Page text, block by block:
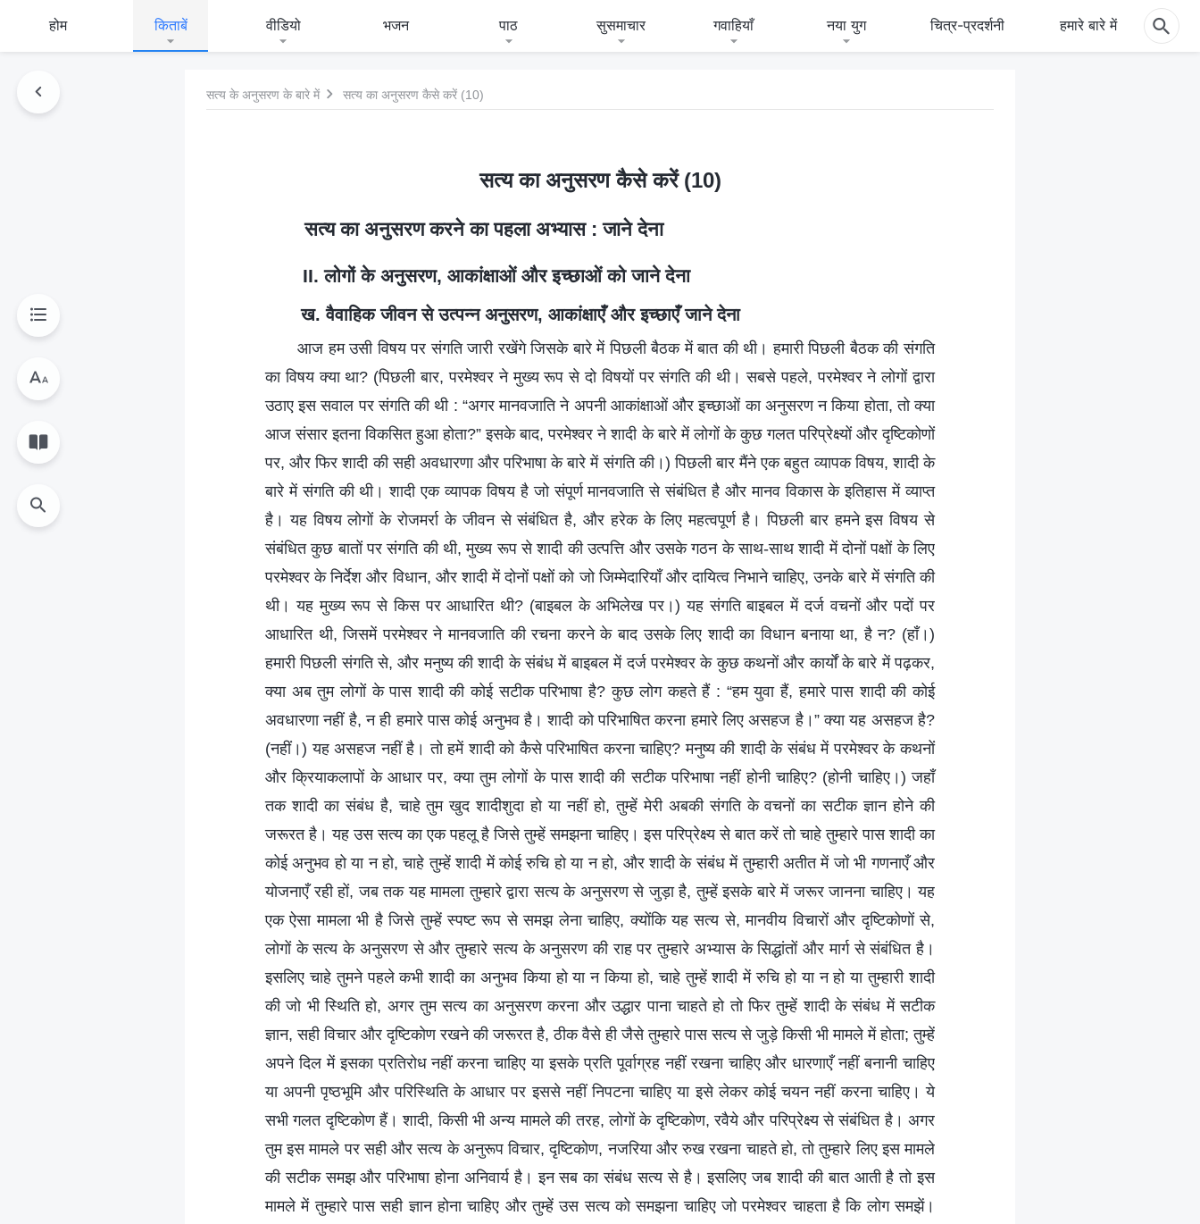
होम किताबें वीडियो भजन पाठ सुसमाचार गवाहियाँ नया युग चित्र-प्रदर्शनी हमारे बारे में
सत्य के अनुसरण के बारे में सत्य का अनुसरण कैसे करें (10)
सत्य का अनुसरण कैसे करें (10)
सत्य का अनुसरण करने का पहला अभ्यास : जाने देना
II. लोगों के अनुसरण, आकांक्षाओं और इच्छाओं को जाने देना
ख. वैवाहिक जीवन से उत्पन्न अनुसरण, आकांक्षाएँ और इच्छाएँ जाने देना
आज हम उसी विषय पर संगति जारी रखेंगे जिसके बारे में पिछली बैठक में बात की थी। हमारी पिछली बैठक की संगति
का विषय क्या था? (पिछली बार, परमेश्वर ने मुख्य रूप से दो विषयों पर संगति की थी। सबसे पहले, परमेश्वर ने लोगों द्वारा
उठाए इस सवाल पर संगति की थी : “अगर मानवजाति ने अपनी आकांक्षाओं और इच्छाओं का अनुसरण न किया होता, तो क्या
आज संसार इतना विकसित हुआ होता?” इसके बाद, परमेश्वर ने शादी के बारे में लोगों के कुछ गलत परिप्रेक्ष्यों और दृष्टिकोणों
पर, और फिर शादी की सही अवधारणा और परिभाषा के बारे में संगति की।) पिछली बार मैंने एक बहुत व्यापक विषय, शादी के
बारे में संगति की थी। शादी एक व्यापक विषय है जो संपूर्ण मानवजाति से संबंधित है और मानव विकास के इतिहास में व्याप्त
है। यह विषय लोगों के रोजमर्रा के जीवन से संबंधित है, और हरेक के लिए महत्वपूर्ण है। पिछली बार हमने इस विषय से
संबंधित कुछ बातों पर संगति की थी, मुख्य रूप से शादी की उत्पत्ति और उसके गठन के साथ-साथ शादी में दोनों पक्षों के लिए
परमेश्वर के निर्देश और विधान, और शादी में दोनों पक्षों को जो जिम्मेदारियाँ और दायित्व निभाने चाहिए, उनके बारे में संगति की
थी। यह मुख्य रूप से किस पर आधारित थी? (बाइबल के अभिलेख पर।) यह संगति बाइबल में दर्ज वचनों और पदों पर
आधारित थी, जिसमें परमेश्वर ने मानवजाति की रचना करने के बाद उसके लिए शादी का विधान बनाया था, है न? (हाँ।)
हमारी पिछली संगति से, और मनुष्य की शादी के संबंध में बाइबल में दर्ज परमेश्वर के कुछ कथनों और कार्यों के बारे में पढ़कर,
क्या अब तुम लोगों के पास शादी की कोई सटीक परिभाषा है? कुछ लोग कहते हैं : “हम युवा हैं, हमारे पास शादी की कोई
अवधारणा नहीं है, न ही हमारे पास कोई अनुभव है। शादी को परिभाषित करना हमारे लिए असहज है।” क्या यह असहज है?
(नहीं।) यह असहज नहीं है। तो हमें शादी को कैसे परिभाषित करना चाहिए? मनुष्य की शादी के संबंध में परमेश्वर के कथनों
और क्रियाकलापों के आधार पर, क्या तुम लोगों के पास शादी की सटीक परिभाषा नहीं होनी चाहिए? (होनी चाहिए।) जहाँ
तक शादी का संबंध है, चाहे तुम खुद शादीशुदा हो या नहीं हो, तुम्हें मेरी अबकी संगति के वचनों का सटीक ज्ञान होने की
जरूरत है। यह उस सत्य का एक पहलू है जिसे तुम्हें समझना चाहिए। इस परिप्रेक्ष्य से बात करें तो चाहे तुम्हारे पास शादी का
कोई अनुभव हो या न हो, चाहे तुम्हें शादी में कोई रुचि हो या न हो, और शादी के संबंध में तुम्हारी अतीत में जो भी गणनाएँ और
योजनाएँ रही हों, जब तक यह मामला तुम्हारे द्वारा सत्य के अनुसरण से जुड़ा है, तुम्हें इसके बारे में जरूर जानना चाहिए। यह
एक ऐसा मामला भी है जिसे तुम्हें स्पष्ट रूप से समझ लेना चाहिए, क्योंकि यह सत्य से, मानवीय विचारों और दृष्टिकोणों से,
लोगों के सत्य के अनुसरण से और तुम्हारे सत्य के अनुसरण की राह पर तुम्हारे अभ्यास के सिद्धांतों और मार्ग से संबंधित है।
इसलिए चाहे तुमने पहले कभी शादी का अनुभव किया हो या न किया हो, चाहे तुम्हें शादी में रुचि हो या न हो या तुम्हारी शादी
की जो भी स्थिति हो, अगर तुम सत्य का अनुसरण करना और उद्धार पाना चाहते हो तो फिर तुम्हें शादी के संबंध में सटीक
ज्ञान, सही विचार और दृष्टिकोण रखने की जरूरत है, ठीक वैसे ही जैसे तुम्हारे पास सत्य से जुड़े किसी भी मामले में होता; तुम्हें
अपने दिल में इसका प्रतिरोध नहीं करना चाहिए या इसके प्रति पूर्वाग्रह नहीं रखना चाहिए और धारणाएँ नहीं बनानी चाहिए
या अपनी पृष्ठभूमि और परिस्थिति के आधार पर इससे नहीं निपटना चाहिए या इसे लेकर कोई चयन नहीं करना चाहिए। ये
सभी गलत दृष्टिकोण हैं। शादी, किसी भी अन्य मामले की तरह, लोगों के दृष्टिकोण, रवैये और परिप्रेक्ष्य से संबंधित है। अगर
तुम इस मामले पर सही और सत्य के अनुरूप विचार, दृष्टिकोण, नजरिया और रुख रखना चाहते हो, तो तुम्हारे लिए इस मामले
की सटीक समझ और परिभाषा होना अनिवार्य है। इन सब का संबंध सत्य से है। इसलिए जब शादी की बात आती है तो इस
मामले में तुम्हारे पास सही ज्ञान होना चाहिए और तुम्हें उस सत्य को समझना चाहिए जो परमेश्वर चाहता है कि लोग समझें।